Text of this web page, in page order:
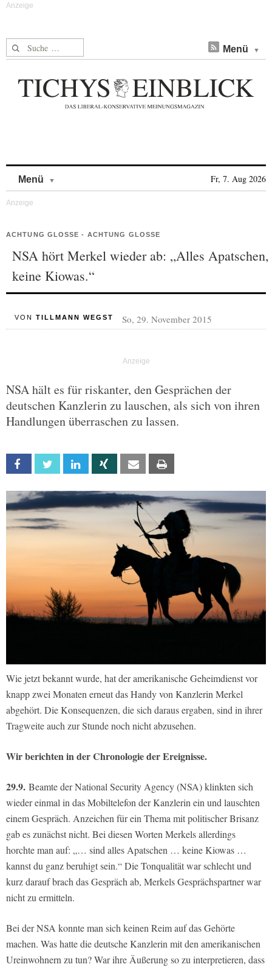
Suche nach: Menü
Menü Fr, 7. Aug 2026
ACHTUNG GLOSSE - ACHTUNG GLOSSE
NSA hört Merkel wieder ab: „Alles Apatschen,
keine Kiowas.“
VON TILLMANN WEGST So, 29. November 2015
NSA hält es für riskanter, den Gesprächen der
deutschen Kanzlerin zu lauschen, als sich von ihren
Handlungen überraschen zu lassen.
Facebook Twitter Linkedin Xing Email
Wie jetzt bekannt wurde, hat der amerikanische Geheimdienst vor
knapp zwei Monaten erneut das Handy von Kanzlerin Merkel
abgehört. Die Konsequenzen, die sich daraus ergaben, sind in ihrer
Tragweite auch zur Stunde noch nicht abzusehen.
Wir berichten in der Chronologie der Ereignisse.
29.9. Beamte der National Security Agency (NSA) klinkten sich
wieder einmal in das Mobiltelefon der Kanzlerin ein und lauschten
einem Gespräch. Anzeichen für ein Thema mit politischer Brisanz
gab es zunächst nicht. Bei diesen Worten Merkels allerdings
horchte man auf: „… sind alles Apatschen … keine Kiowas …
kannst du ganz beruhigt sein.“ Die Tonqualität war schlecht und
kurz darauf brach das Gespräch ab, Merkels Gesprächspartner war
nicht zu ermitteln.
Bei der NSA konnte man sich keinen Reim auf das Gehörte
machen. Was hatte die deutsche Kanzlerin mit den amerikanischen
Ureinwohnern zu tun? War ihre Äußerung so zu interpretieren, dass